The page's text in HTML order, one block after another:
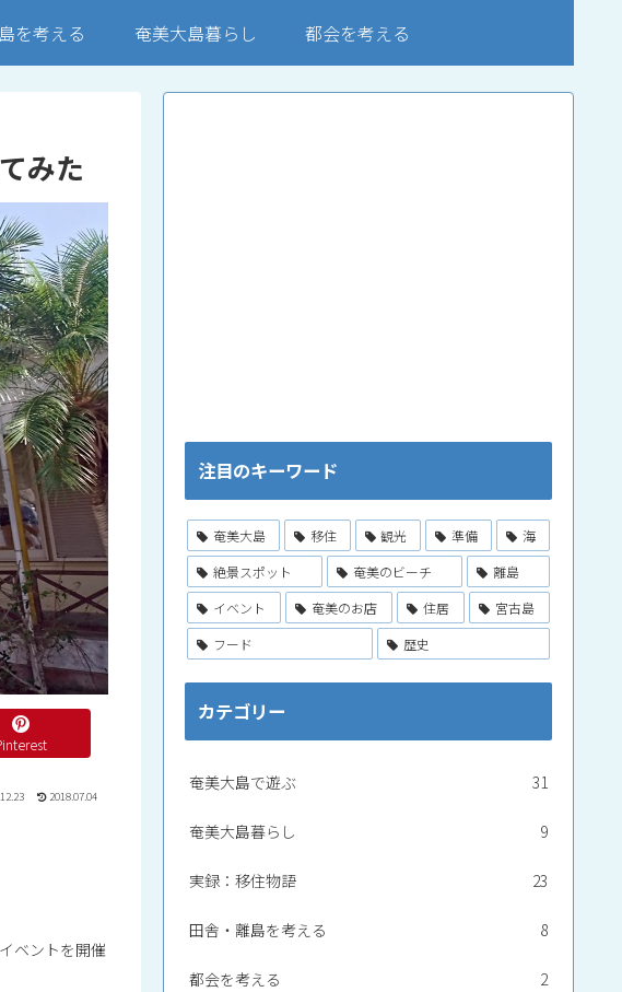
を考える 奄美大島暮らし 都会を考える
みた
2018.07.04
ベントを開催
注目のキーワード
奄美大島 移住 観光 準備
海
絶景スポット
奄美のビーチ
離島
イベント
奄美のお店 住居
宮古島
フード
歴史
カテゴリー
奄美大島で遊ぶ 31
奄美大島暮らし 9
実録：移住物語 23
田舎・離島を考える 8
都会を考える 2